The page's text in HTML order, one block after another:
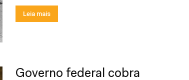
Leia mais
Governo federal cobra